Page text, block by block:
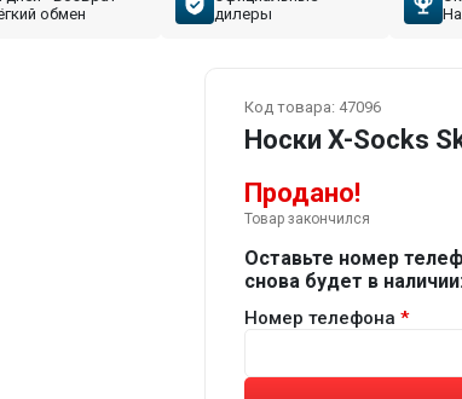
обмен
дилеры
Код товара: 47096
Носки X-Socks
Продано!
Товар закончился
Оставьте номер
снова будет в
Номер телефона